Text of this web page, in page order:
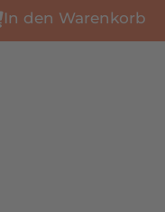
In den Warenkorb